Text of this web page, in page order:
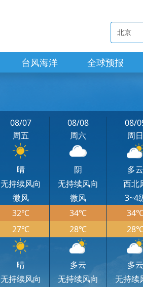
台风海洋 全球预报
08/07
周五
晴
无持续风向
微风
32℃
27℃
晴
无持续风向
08/08
周六
阴
无持续风向
微风
34℃
28℃
多云
无持续风向
08/
周日
多云
西北
3~4
多云
无持续